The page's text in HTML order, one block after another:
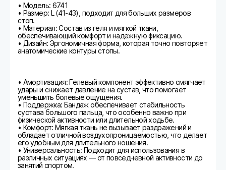
• Модель: 6741
• Размер: L (41-43), подходит для больших размеров
стоп.
• Материал: Состав из геля и мягкой ткани,
обеспечивающий комфорт и надежную фиксацию.
• Дизайн: Эргономичная форма, которая точно повторяет
анатомические контуры стопы.
• Амортизация: Гелевый компонент эффективно смягчает
удары и снижает давление на сустав, что помогает
уменьшить болевые ощущения.
• Поддержка: Бандаж обеспечивает стабильность
сустава большого пальца, что особенно важно при
физической активности или длительной ходьбе.
• Комфорт: Мягкая ткань не вызывает раздражений и
обладает отличной воздухопроницаемостью, что делает
его удобным для длительного ношения.
• Универсальность: Подходит для использования в
различных ситуациях — от повседневной активности до
занятий спортом.